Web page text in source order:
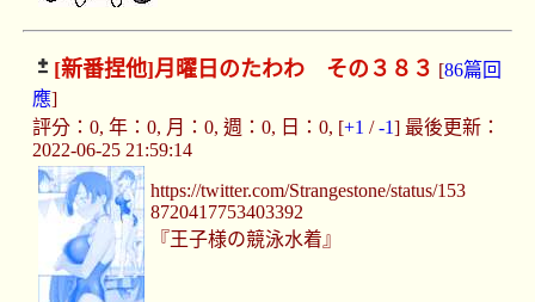
[新番捏他]月曜日のたわわ その３８３ [86篇回
應]
評分：0, 年：0, 月：0, 週：0, 日：0, [+1 /-1] 最後更新：
2022-06-25 21:59:14
https://twitter.com/Strangestone/status/153
8720417753403392
『王子様の競泳水着』